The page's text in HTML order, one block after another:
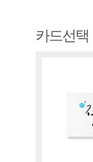
카드선택